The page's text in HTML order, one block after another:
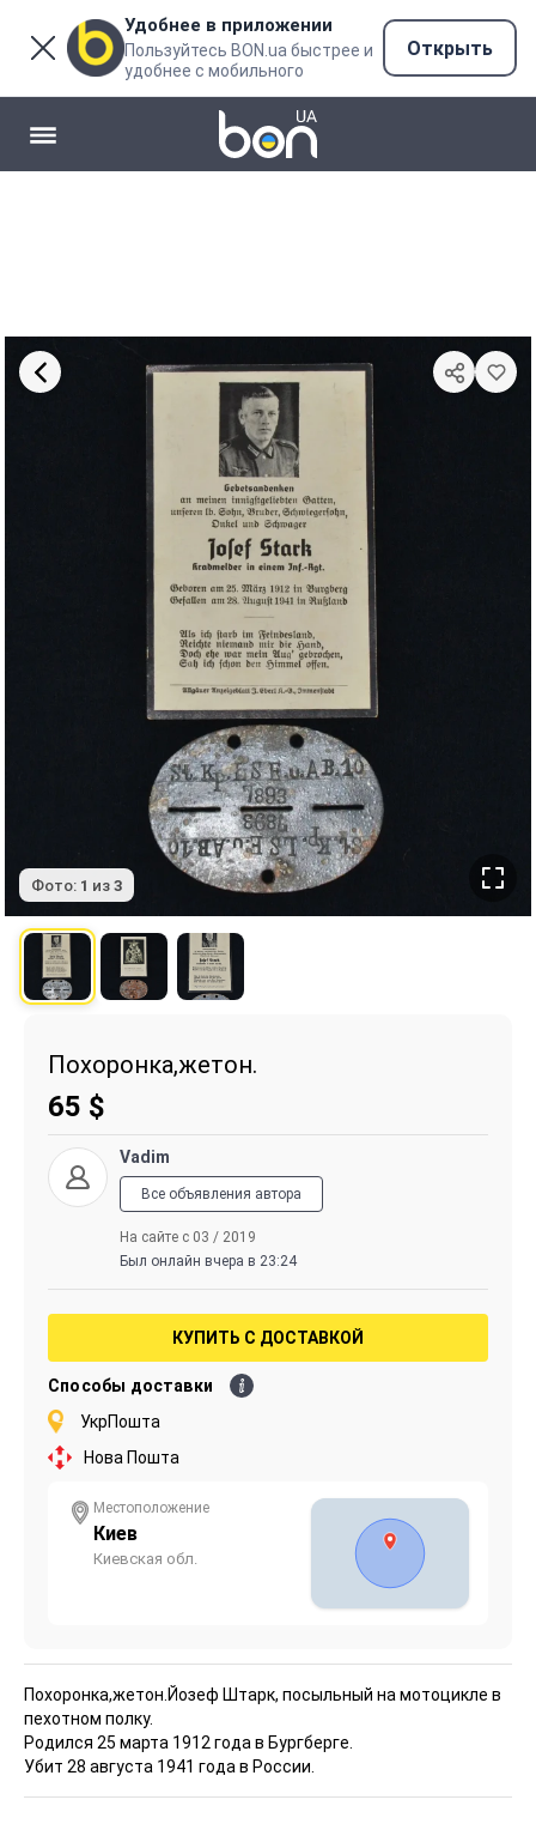
Удобнее в приложении
Пользуйтесь BON.ua быстрее и
удобнее с мобильного
Открыть
Фото: 1 из 3
Похоронка,жетон.
65 $
Vadim
Все объявления автора
На сайте с 03 / 2019
Был онлайн вчера в 23:24
КУПИТЬ С ДОСТАВКОЙ
Способы доставки
УкрПошта
Нова Пошта
Местоположение
Киев
Киевская обл.
Похоронка,жетон. Йозеф Штарк, посыльный на мотоцикле в
пехотном полку.
Родился 25 марта 1912 года в Бургберге.
Убит 28 августа 1941 года в России.